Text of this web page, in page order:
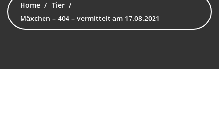
Home
Tier
Mäxchen – 404 – vermittelt am 17.08.2021